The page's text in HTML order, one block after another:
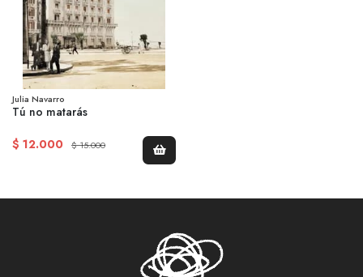
Julia Navarro
Tú no matarás
$ 12.000
$ 15.000